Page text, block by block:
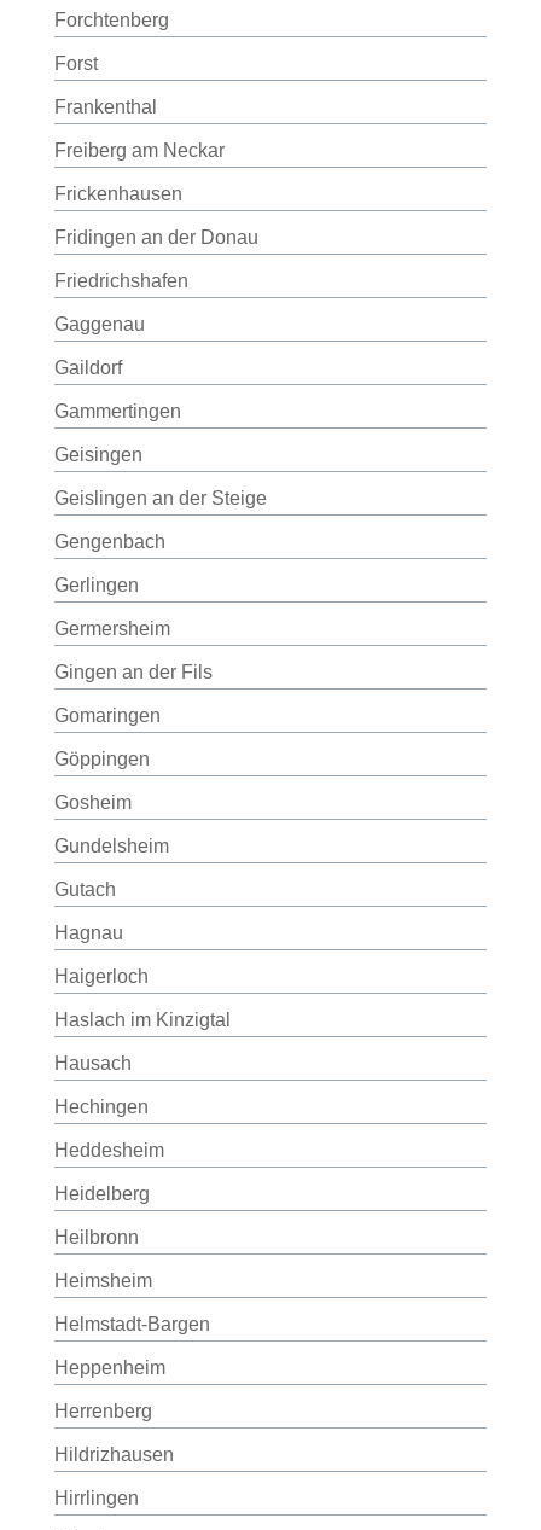
Forchtenberg
Forst
Frankenthal
Freiberg am Neckar
Frickenhausen
Fridingen an der Donau
Friedrichshafen
Gaggenau
Gaildorf
Gammertingen
Geisingen
Geislingen an der Steige
Gengenbach
Gerlingen
Germersheim
Gingen an der Fils
Gomaringen
Göppingen
Gosheim
Gundelsheim
Gutach
Hagnau
Haigerloch
Haslach im Kinzigtal
Hausach
Hechingen
Heddesheim
Heidelberg
Heilbronn
Heimsheim
Helmstadt-Bargen
Heppenheim
Herrenberg
Hildrizhausen
Hirrlingen